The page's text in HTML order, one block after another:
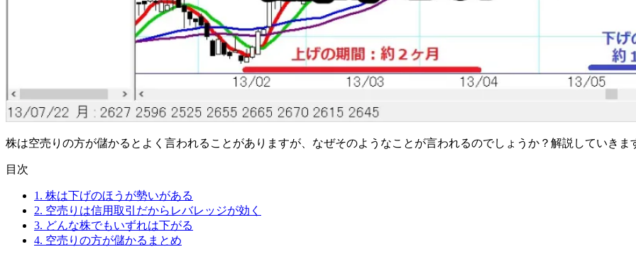
株は空売りの方が儲かるとよく言われることがありますが、なぜそのようなことが言われるのでしょうか？解説していきま
目次
1. 株は下げのほうが勢いがある
2. 空売りは信用取引だからレバレッジが効く
3. どんな株でもいずれは下がる
4. 空売りの方が儲かるまとめ